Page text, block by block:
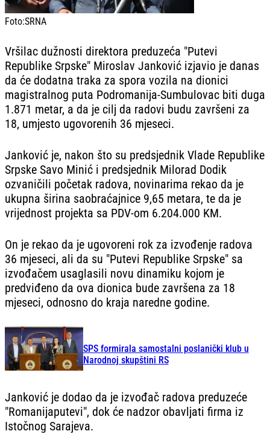
Foto:SRNA
Vršilac dužnosti direktora preduzeća "Putevi
Republike Srpske" Miroslav Janković izjavio je danas
da će dodatna traka za spora vozila na dionici
magistralnog puta Podromanija-Sumbulovac biti duga
1.871 metar, a da je cilj da radovi budu završeni za
18, umjesto ugovorenih 36 mjeseci.
Janković je, nakon što su predsjednik Vlade Republike
Srpske Savo Minić i predsjednik Milorad Dodik
ozvaničili početak radova, novinarima rekao da je
ukupna širina saobraćajnice 9,65 metara, te da je
vrijednost projekta sa PDV-om 6.204.000 KM.
On je rekao da je ugovoreni rok za izvođenje radova
36 mjeseci, ali da su "Putevi Republike Srpske" sa
izvođačem usaglasili novu dinamiku kojom je
predviđeno da ova dionica bude završena za 18
mjeseci, odnosno do kraja naredne godine.
SPS formirala samostalni poslanički klub u
Narodnoj skupštini RS
Janković je dodao da je izvođač radova preduzeće
"Romanijaputevi", dok će nadzor obavljati firma iz
Istočnog Sarajeva.